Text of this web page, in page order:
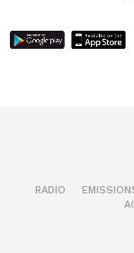
RADIO